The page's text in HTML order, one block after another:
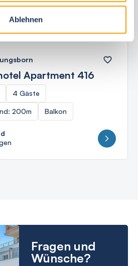
Ablehnen
Next
Apartment 416
4 Gäste
200m Balkon
Fragen und
Wünsche?